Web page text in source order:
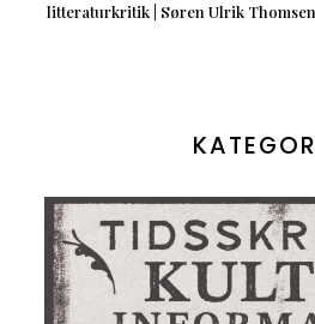
litteraturkritik | Søren Ulrik